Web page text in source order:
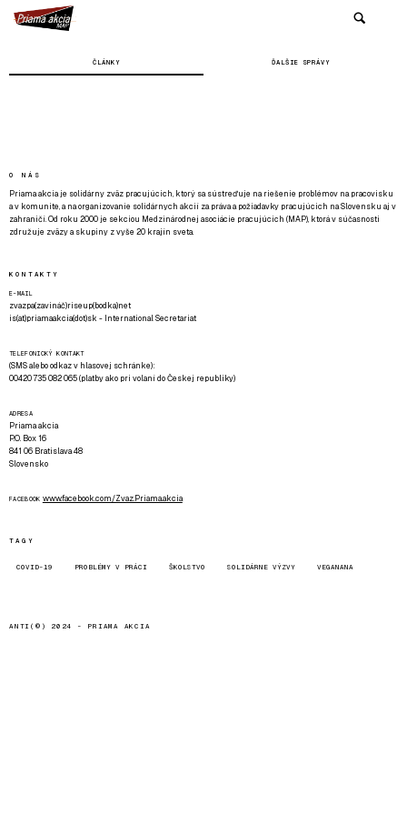
ČLÁNKY ĎALŠIE SPRÁVY
O NÁS
Priama akcia je solidárny zväz pracujúcich, ktorý sa sústreďuje na riešenie problémov na pracovisku
a v komunite, a na organizovanie solidárnych akcií za práva a požiadavky pracujúcich na Slovensku aj v
zahraničí. Od roku 2000 je sekciou Medzinárodnej asociácie pracujúcich (MAP), ktorá v súčasnosti
združuje zväzy a skupiny z vyše 20 krajín sveta.
KONTAKTY
E-MAIL
zvazpa(zavináč)riseup(bodka)net
is(at)priamaakcia(dot)sk - International Secretariat
TELEFONICKÝ KONTAKT
(SMS alebo odkaz v hlasovej schránke):
00420 735 082 065 (platby ako pri volaní do Českej republiky)
ADRESA
Priama akcia
P.O. Box 16
841 06 Bratislava 48
Slovensko
FACEBOOK www.facebook.com/Zvaz.Priama.akcia
TAGY
COVID-19 PROBLÉMY V PRÁCI ŠKOLSTVO SOLIDÁRNE VÝZVY VEGANANA
ANTI(©) 2024 - PRIAMA AKCIA